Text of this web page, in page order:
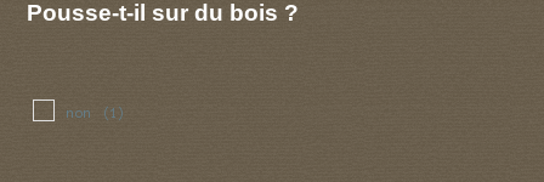
Pousse-t-il sur du bois ?
non (1)